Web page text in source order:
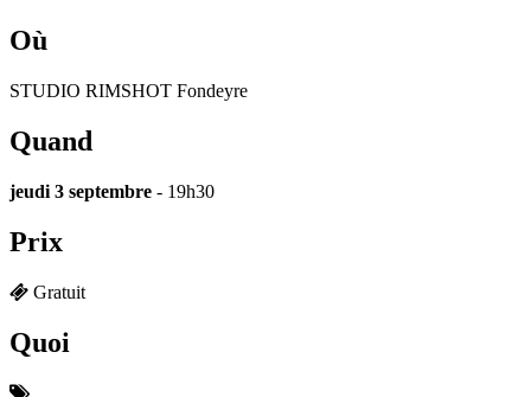
Où
STUDIO RIMSHOT Fondeyre
Quand
jeudi 3 septembre - 19h30
Prix
Gratuit
Quoi